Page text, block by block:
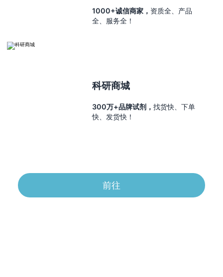
1000+诚信商家， 资质全、产品
全、服务全！
科研商城
300万+品牌试剂，找货快、下单
快、发货快！
前往